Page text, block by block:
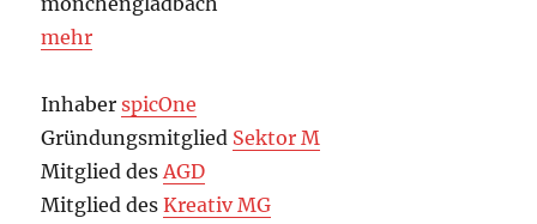
mehr
InhaberspicOne
Gründungsmitglied Sektor M
Mitglied des AGD
Mitglied desKreativ MG